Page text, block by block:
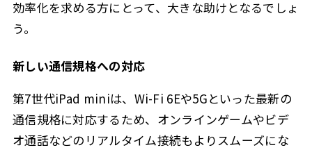
効率化を求める方にとって、大きな助けとなるでしょ
う。
新しい通信規格への対応
第7世代iPad miniは、Wi-Fi 6Eや5Gといった最新の
通信規格に対応するため、オンラインゲームやビデ
オ通話などのリアルタイム接続もよりスムーズにな